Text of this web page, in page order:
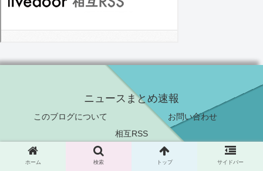
ニュースまとめ速報
このブログについて
お問い合わせ
相互RSS
© 2021 ニュースまとめ速報.
ホーム 検索 トップ サイドバー